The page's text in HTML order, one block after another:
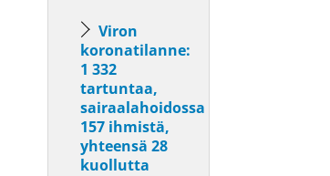
Viron
koronatilanne:
1 332
tartuntaa,
sairaalahoidossa
157 ihmistä,
yhteensä 28
kuollutta